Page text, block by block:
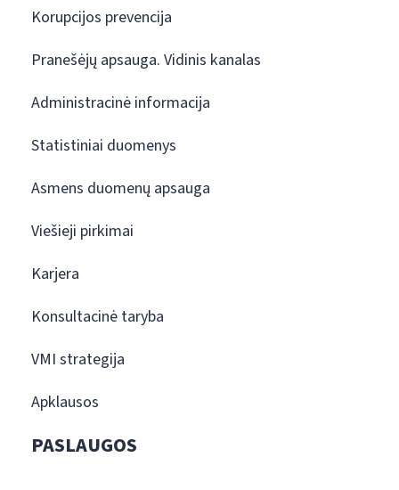
Korupcijos prevencija
Pranešėjų apsauga. Vidinis kanalas
Administracinė informacija
Statistiniai duomenys
Asmens duomenų apsauga
Viešieji pirkimai
Karjera
Konsultacinė taryba
VMI strategija
Apklausos
PASLAUGOS